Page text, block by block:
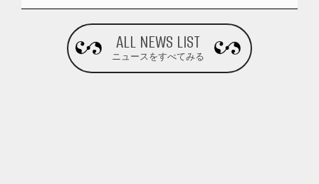
本…
ALL NEWS LIST
ニュースをすべてみる